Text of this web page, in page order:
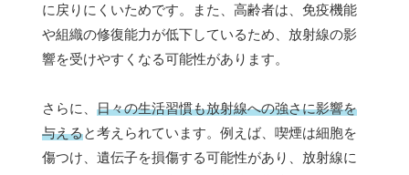
に戻りにくいためです。また、高齢者は、免疫機能
や組織の修復能力が低下しているため、放射線の影
響を受けやすくなる可能性があります。
さらに、 日々の生活習慣も放射線への強さに影響を
与えると考えられています。例えば、喫煙は細胞を
傷つけ、遺伝子を損傷する可能性があり、放射線に